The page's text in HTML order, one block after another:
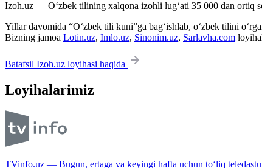
Izoh.uz — O‘zbek tilining xalqona izohli lug‘ati 35 000 dan ortiq
Yillar davomida “O‘zbek tili kuni”ga bag‘ishlab, o‘zbek tilini
Bizning jamoa Lotin.uz, Imlo.uz, Sinonim.uz, Sarlavha.com
Batafsil Izoh.uz loyihasi haqida
Loyihalarimiz
TVinfo.uz — Bugun, ertaga va keyingi hafta uchun to‘liq